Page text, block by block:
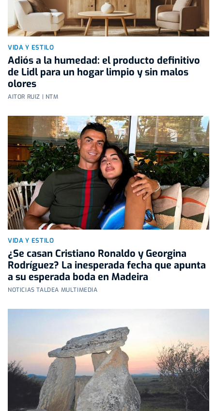
VIDA Y ESTILO
Adiós a la humedad: el producto definitivo
de Lidl para un hogar limpio y sin malos
olores
AITOR RUIZ | NTM
VIDA Y ESTILO
¿Se casan Cristiano Ronaldo y Georgina
Rodríguez? La inesperada fecha que apunta
a su esperada boda en Madeira
NOTICIAS TALDEA MULTIMEDIA